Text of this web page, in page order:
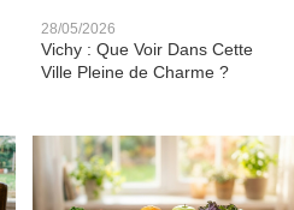
28/05/2026
Vichy : Que Voir Dans Cette
Ville Pleine de Charme ?